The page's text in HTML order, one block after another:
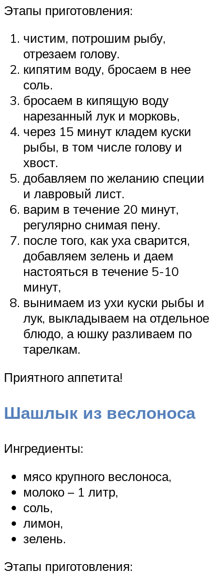
Этапы приготовления:
чистим, потрошим рыбу,
отрезаем голову.
кипятим воду, бросаем в нее
соль.
бросаем в кипящую воду
нарезанный лук и морковь,
через 15 минут кладем куски
рыбы, в том числе голову и
хвост.
добавляем по желанию специи
и лавровый лист.
варим в течение 20 минут,
регулярно снимая пену.
после того, как уха сварится,
добавляем зелень и даем
настояться в течение 5-10
минут,
вынимаем из ухи куски рыбы и
лук, выкладываем на отдельное
блюдо, а юшку разливаем по
тарелкам.
Приятного аппетита!
Шашлык из веслоноса
Ингредиенты:
мясо крупного веслоноса,
молоко – 1 литр,
соль,
лимон,
зелень.
Этапы приготовления: